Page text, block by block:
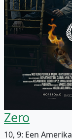
Zero
10, 9: Een